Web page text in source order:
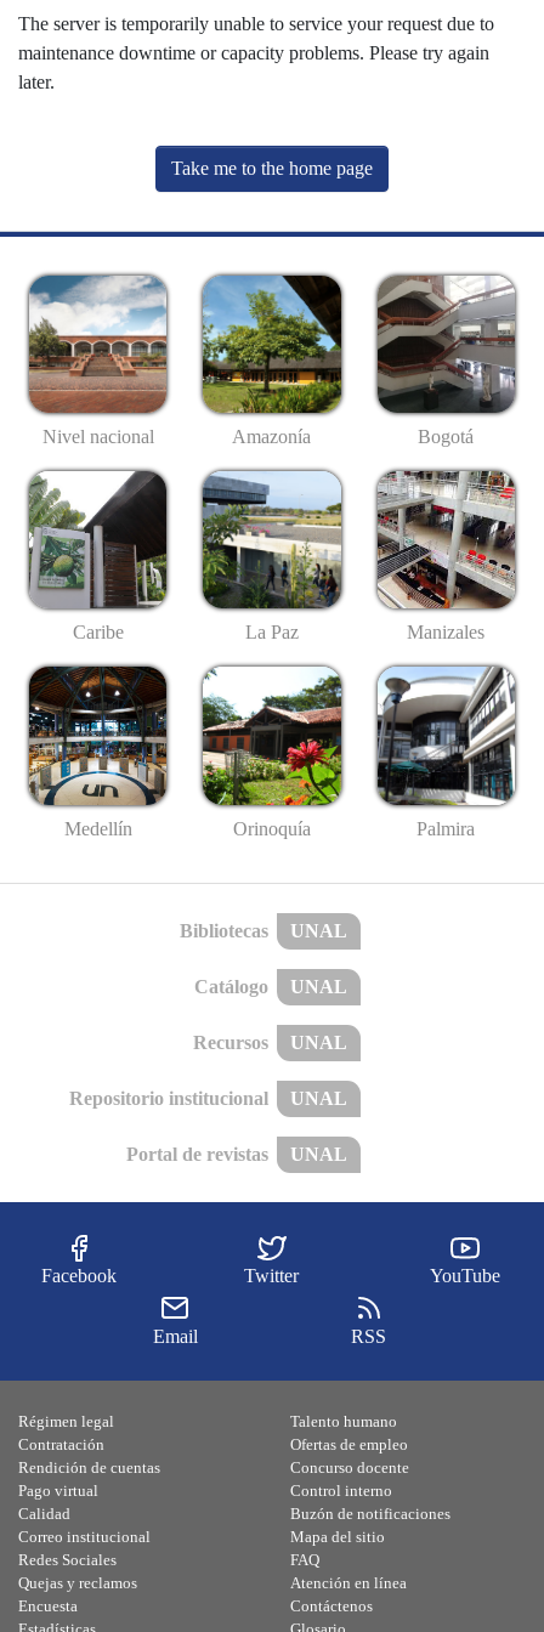
The server is temporarily unable to service your request due to
maintenance downtime or capacity problems. Please try again
later.
Take me to the home page
Nivel nacional Amazonía Bogotá
Caribe La Paz Manizales
Medellín Orinoquía Palmira
Bibliotecas UNAL
Catálogo UNAL
Recursos UNAL
Repositorio institucional UNAL
Portal de revistas UNAL
Facebook Twitter YouTube
Email RSS
Régimen legal
Contratación
Rendición de cuentas
Pago virtual
Calidad
Talento humano
Ofertas de empleo
Concurso docente
Control interno
Buzón de notificaciones
Correo institucional
Redes Sociales
Quejas y reclamos
Encuesta
Mapa del sitio
FAQ
Atención en línea
Contáctenos